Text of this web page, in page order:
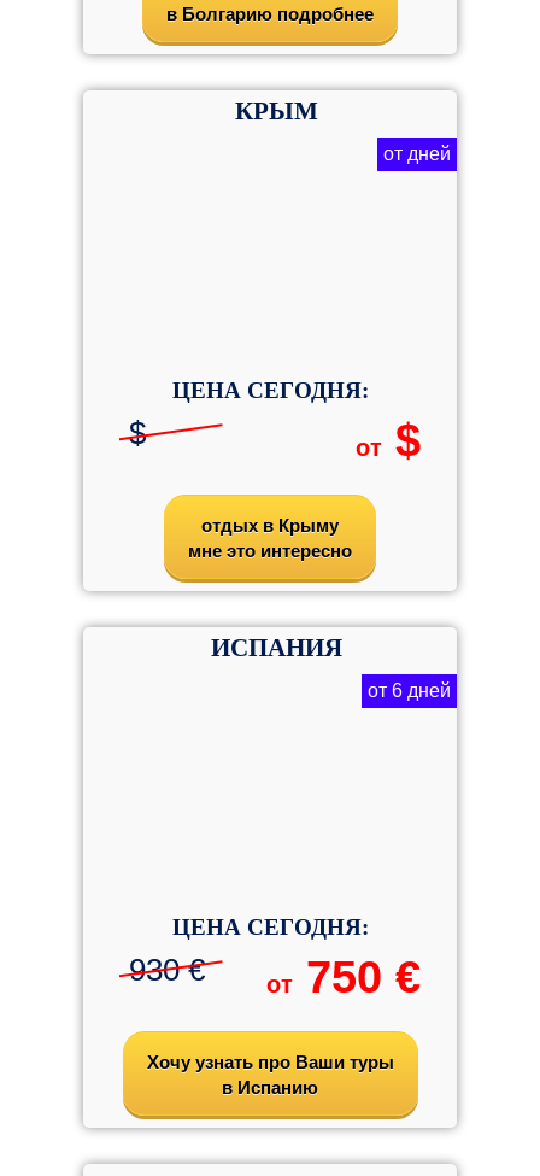
в Болгарию подробнее
КРЫМ
от дней
ЦЕНА СЕГОДНЯ:
$ от $
отдых в Крыму
мне это интересно
ИСПАНИЯ
от 6 дней
ЦЕНА СЕГОДНЯ:
930 € от 750 €
Хочу узнать про Ваши туры
в Испанию